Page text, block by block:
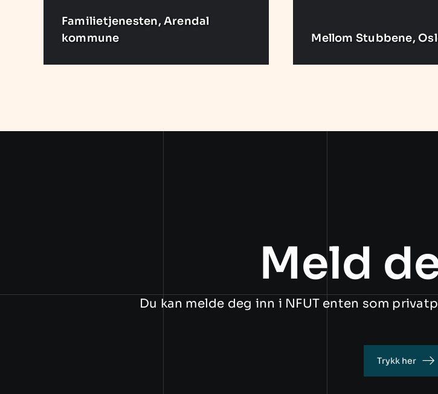
Familietjenesten, Arendal
kommune
Mellom Stubbene,
Meld
Du kan melde deg inn i NFUT enten som
Trykk her